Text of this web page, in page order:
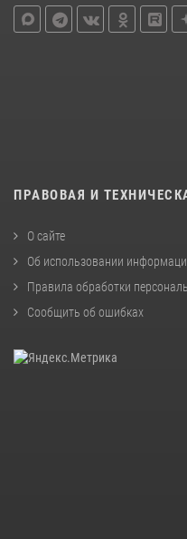
ПРАВОВАЯ И
О сайте
Об использовании
Правила обработки
Сообщить об ошибках